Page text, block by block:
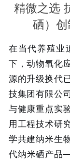
精微之选
硒）
在当代养殖业
下，动物氧化
源的升级换代
技集团有限公
与健康重点实
用工程技术研
学共建纳米生
代纳米硒产品